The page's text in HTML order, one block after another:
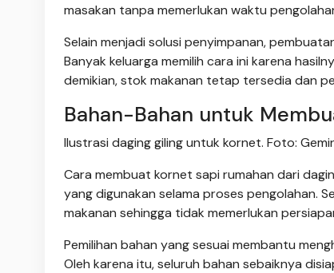
masakan tanpa memerlukan waktu
Selain menjadi solusi penyimpanan,
Banyak keluarga memilih cara ini karena
demikian, stok makanan tetap tersedia dan
Bahan-Bahan untuk
Ilustrasi daging giling untuk kornet. Foto:
Cara membuat kornet sapi rumahan dari
yang digunakan selama proses pengolahan.
makanan sehingga tidak memerlukan
Pemilihan bahan yang sesuai membantu
Oleh karena itu, seluruh bahan sebaiknya